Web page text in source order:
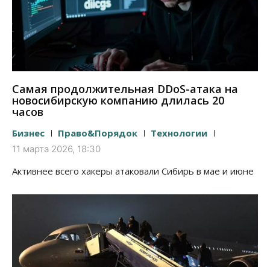
Самая продолжительная DDoS-атака на
новосибирскую компанию длилась 20
часов
Бизнес Право&Порядок Технологии
11 марта 2026, 18:30
Активнее всего хакеры атаковали Сибирь в мае и июне